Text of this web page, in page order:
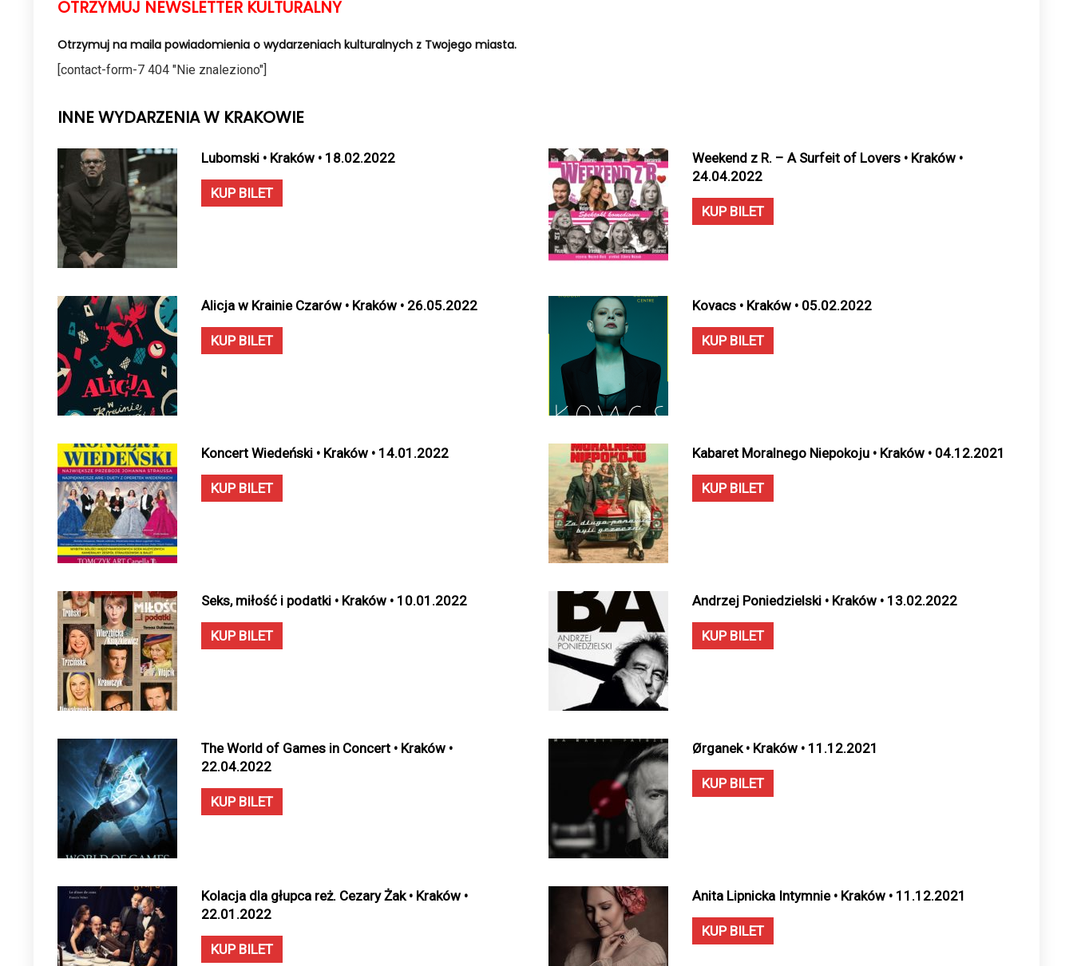
OTRZYMUJ NEWSLETTER KULTURALNY
Otrzymuj na maila powiadomienia o wydarzeniach kulturalnych z Twojego miasta.
[contact-form-7 404 "Nie znaleziono"]
INNE WYDARZENIA W KRAKOWIE
Lubomski • Kraków • 18.02.2022
KUP BILET
Weekend z R. – A Surfeit of Lovers • Kraków •
24.04.2022
KUP BILET
Alicja w Krainie Czarów • Kraków • 26.05.2022
KUP BILET
Kovacs • Kraków • 05.02.2022
KUP BILET
Koncert Wiedeński • Kraków • 14.01.2022
KUP BILET
Kabaret Moralnego Niepokoju • Kraków • 04.12.2021
KUP BILET
Seks, miłość i podatki • Kraków • 10.01.2022
KUP BILET
Andrzej Poniedzielski • Kraków • 13.02.2022
KUP BILET
The World of Games in Concert • Kraków •
22.04.2022
KUP BILET
Ørganek • Kraków • 11.12.2021
KUP BILET
Kolacja dla głupca reż. Cezary Żak • Kraków •
22.01.2022
KUP BILET
Anita Lipnicka Intymnie • Kraków • 11.12.2021
KUP BILET